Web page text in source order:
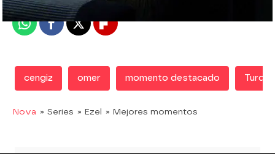
WhatsappFacebook
X Flipboard
cengiz omer momento destacado
Nova » Series » Ezel » Mejores momentos